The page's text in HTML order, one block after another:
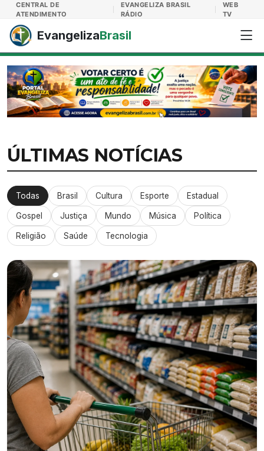
Evangeliza Brasil
CENTRAL DE
ATENDIMENTO
EVANGELIZA BRASIL
RÁDIO
WEB
TV
EvangelizaBrasil
ÚLTIMAS NOTÍCIAS
Todas Brasil Cultura Esporte Estadual
Gospel Justiça Mundo Música Política
Religião Saúde Tecnologia